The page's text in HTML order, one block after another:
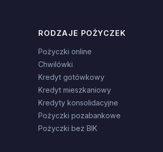
RODZAJE POŻYCZEK
Pożyczki online
Chwilówki
Kredyt gotówkowy
Kredyt mieszkaniowy
Kredyty konsolidacyjne
Pożyczki pozabankowe
Pożyczki bez BIK